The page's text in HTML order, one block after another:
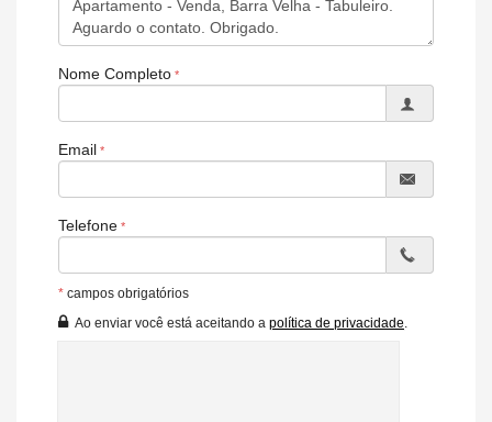
Nome Completo
Email
Telefone
* campos obrigatórios
Ao enviar você está aceitando a política de privacidade